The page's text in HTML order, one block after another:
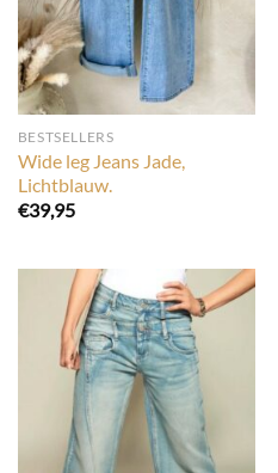
BESTSELLERS
Wide leg Jeans Jade,
Lichtblauw.
€39,95